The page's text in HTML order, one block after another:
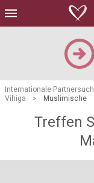
Internationale
Vihiga
> Muslimische
Treffen